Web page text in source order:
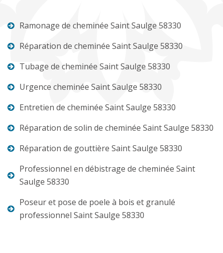
Ramonage de cheminée Saint Saulge 58330
Réparation de cheminée Saint Saulge 58330
Tubage de cheminée Saint Saulge 58330
Urgence cheminée Saint Saulge 58330
Entretien de cheminée Saint Saulge 58330
Réparation de solin de cheminée Saint Saulge 58330
Réparation de gouttière Saint Saulge 58330
Professionnel en débistrage de cheminée Saint
Saulge 58330
Poseur et pose de poele à bois et granulé
professionnel Saint Saulge 58330